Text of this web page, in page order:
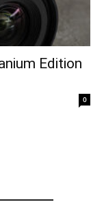
Edition
0